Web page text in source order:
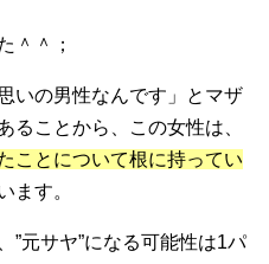
＾＾；
いの男性なんです」と マザ
ることから、この女性は、
ことについて根に持ってい
ます。
”元サヤ”になる可能性は1パ